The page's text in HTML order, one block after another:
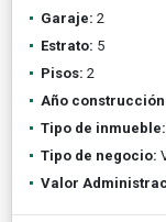
Garaje: 2
Estrato: 5
Pisos: 2
Año
Tipo de inmueble:
Tipo de negocio:
Valor